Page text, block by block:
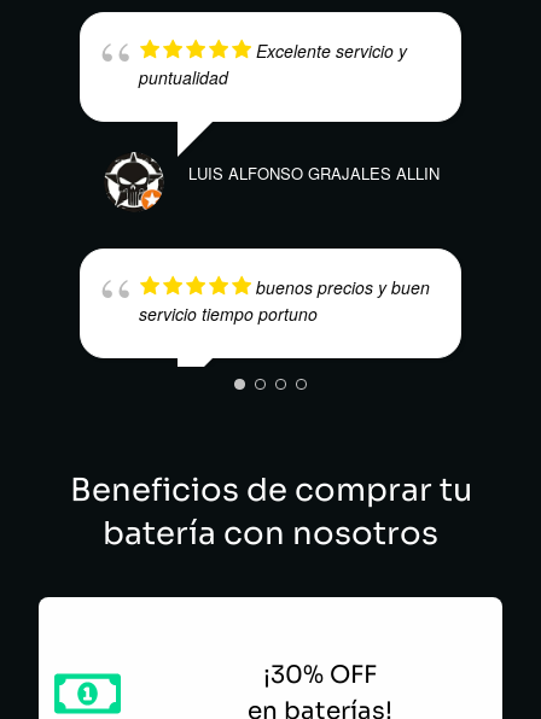
Excelente servicio y
puntualidad
LUIS ALFONSO GRAJALES ALLIN
buenos precios y buen
servicio tiempo portuno
Beneficios de comprar tu
batería con nosotros
¡30% OFF
en baterías!